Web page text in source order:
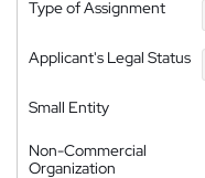
Type of Assignment
Applicant's Legal Status
Small Entity
Non-Commercial
Organization